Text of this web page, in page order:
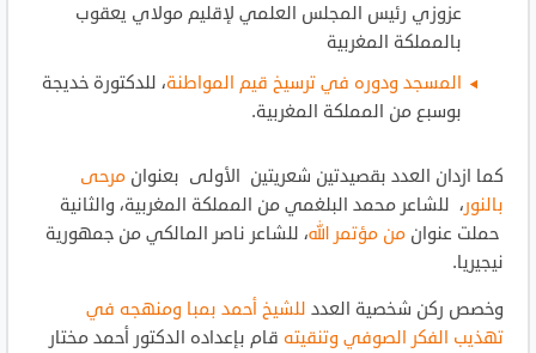
عزوزي رئيس المجلس العلمي لإقليم مولاي يعقوب
بالمملكة المغربية
المسجد ودوره في ترسيخ قيم المواطنة، للدكتورة خديجة
بوسبع من المملكة المغربية.
كما ازدان العدد بقصيدتين شعريتين الأولى بعنوان مرحى
بالنور، للشاعر محمد البلغمي من المملكة المغربية، والثانية
حملت عنوان من مؤتمر الله، للشاعر ناصر المالكي من جمهورية
نيجيريا.
وخصص ركن شخصية العدد للشيخ أحمد بمبا ومنهجه في
تهذيب الفكر الصوفي وتنقيته قام بإعداده الدكتور أحمد مختار